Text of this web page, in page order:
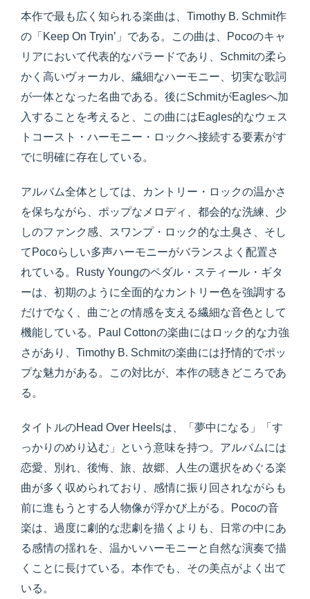
本作で最も広く知られる楽曲は、Timothy B. Schmit作
の「Keep On Tryin’」である。この曲は、Pocoのキャ
リアにおいて代表的なバラードであり、Schmitの柔ら
かく高いヴォーカル、繊細なハーモニー、切実な歌詞
が一体となった名曲である。後にSchmitがEaglesへ加
入することを考えると、この曲にはEagles的なウェス
トコースト・ハーモニー・ロックへ接続する要素がす
でに明確に存在している。
アルバム全体としては、カントリー・ロックの温かさ
を保ちながら、ポップなメロディ、都会的な洗練、少
しのファンク感、スワンプ・ロック的な土臭さ、そし
てPocoらしい多声ハーモニーがバランスよく配置さ
れている。Rusty Youngのペダル・スティール・ギタ
ーは、初期のように全面的なカントリー色を強調する
だけでなく、曲ごとの情感を支える繊細な音色として
機能している。Paul Cottonの楽曲にはロック的な力強
さがあり、Timothy B. Schmitの楽曲には抒情的でポッ
プな魅力がある。この対比が、本作の聴きどころであ
る。
タイトルのHead Over Heelsは、「夢中になる」「す
っかりのめり込む」という意味を持つ。アルバムには
恋愛、別れ、後悔、旅、故郷、人生の選択をめぐる楽
曲が多く収められており、感情に振り回されながらも
前に進もうとする人物像が浮かび上がる。Pocoの音
楽は、過度に劇的な悲劇を描くよりも、日常の中にあ
る感情の揺れを、温かいハーモニーと自然な演奏で描
くことに長けている。本作でも、その美点がよく出て
いる。